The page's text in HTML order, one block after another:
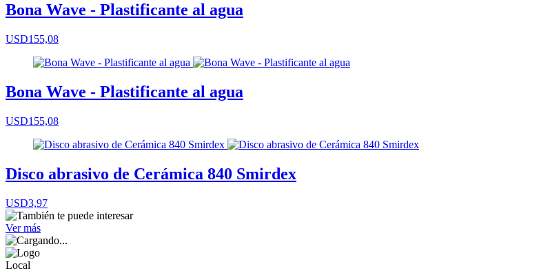
Bona Wave - Plastificante al agua
USD155,08
Bona Wave - Plastificante al agua
USD155,08
Disco abrasivo de Cerámica 840 Smirdex
USD3,97
Ver más
Local